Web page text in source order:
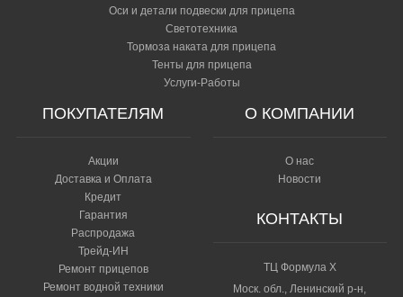
Оси и детали подвески для прицепа
Светотехника
Тормоза наката для прицепа
Тенты для прицепа
Услуги-Работы
ПОКУПАТЕЛЯМ
Акции
Доставка и Оплата
Кредит
Гарантия
Распродажа
Трейд-ИН
Ремонт прицепов
Ремонт водной техники
О КОМПАНИИ
О нас
Новости
КОНТАКТЫ
ТЦ Формула Х
Моск. обл., Ленинский р-н,